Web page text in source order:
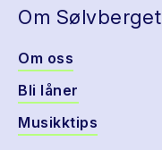
Om Sølvberget
Om oss
Bli låner
Musikktips